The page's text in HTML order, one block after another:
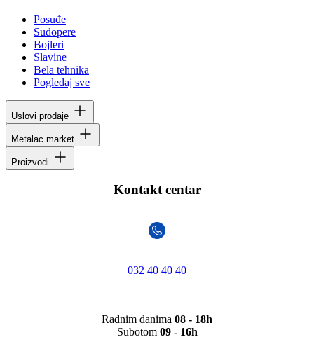
Posuđe
Sudopere
Bojleri
Slavine
Bela tehnika
Pogledaj sve
Uslovi prodaje
Metalac market
Proizvodi
Kontakt centar
032 40 40 40
Radnim danima 08 - 18h
Subotom 09 - 16h